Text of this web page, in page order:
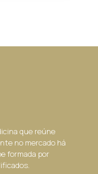
que reúne
no mercado há
formada por